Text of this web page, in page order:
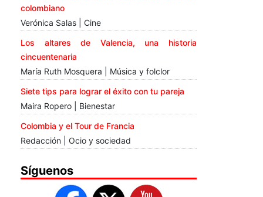
colombiano
Verónica Salas | Cine
Los altares de Valencia, una historia
cincuentenaria
María Ruth Mosquera | Música y folclor
Siete tips para lograr el éxito con tu pareja
Maira Ropero | Bienestar
Colombia y el Tour de Francia
Redacción | Ocio y sociedad
Síguenos